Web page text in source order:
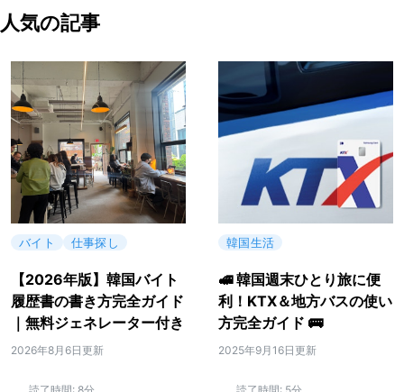
人気の記事
バイト 仕事探し
【2026年版】韓国バイト
履歴書の書き方完全ガイド
｜無料ジェネレーター付き
2026年8月6日更新
韓国生活
🚅 韓国週末ひとり旅に便
利！KTX＆地方バスの使い
方完全ガイド 🚌
2025年9月16日更新